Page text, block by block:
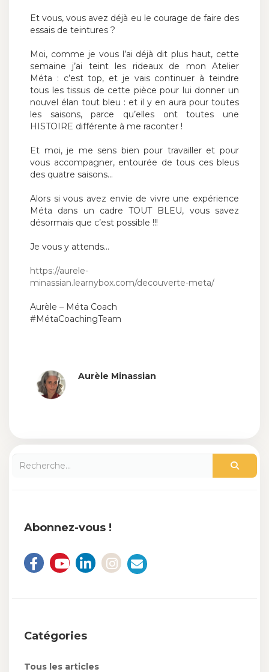
Et vous, vous avez déjà eu le courage de faire des
essais de teintures ?
Moi, comme je vous l’ai déjà dit plus haut, cette
semaine j’ai teint les rideaux de mon Atelier
Méta : c’est top, et je vais continuer à teindre
tous les tissus de cette pièce pour lui donner un
nouvel élan tout bleu : et il y en aura pour toutes
les saisons, parce qu’elles ont toutes une
HISTOIRE différente à me raconter !
Et moi, je me sens bien pour travailler et pour
vous accompagner, entourée de tous ces bleus
des quatre saisons…
Alors si vous avez envie de vivre une expérience
Méta dans un cadre TOUT BLEU, vous savez
désormais que c’est possible !!!
Je vous y attends…
https://aurele-
minassian.learnybox.com/decouverte-meta/
Aurèle – Méta Coach
#MétaCoachingTeam
Aurèle Minassian
Abonnez-vous !
Catégories
Tous les articles